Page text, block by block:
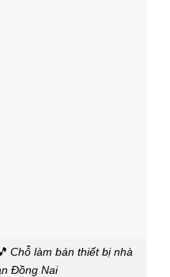
Chỗ làm bán thiết bị nhà
Đồng Nai